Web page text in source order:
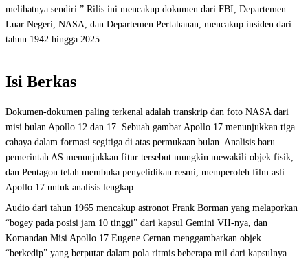
melihatnya sendiri.” Rilis ini mencakup dokumen dari FBI, Departemen
Luar Negeri, NASA, dan Departemen Pertahanan, mencakup insiden dari
tahun 1942 hingga 2025.
Isi Berkas
Dokumen-dokumen paling terkenal adalah transkrip dan foto NASA dari
misi bulan Apollo 12 dan 17. Sebuah gambar Apollo 17 menunjukkan tiga
cahaya dalam formasi segitiga di atas permukaan bulan. Analisis baru
pemerintah AS menunjukkan fitur tersebut mungkin mewakili objek fisik,
dan Pentagon telah membuka penyelidikan resmi, memperoleh film asli
Apollo 17 untuk analisis lengkap.
Audio dari tahun 1965 mencakup astronot Frank Borman yang melaporkan
“bogey pada posisi jam 10 tinggi” dari kapsul Gemini VII-nya, dan
Komandan Misi Apollo 17 Eugene Cernan menggambarkan objek
“berkedip” yang berputar dalam pola ritmis beberapa mil dari kapsulnya.